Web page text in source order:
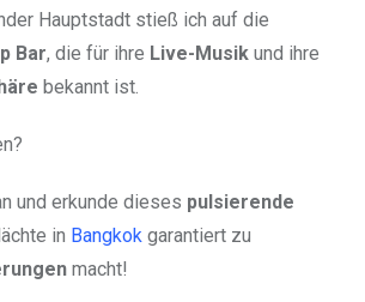
Hauptstadt stieß ich auf die
Bar, die für ihre Live-Musik und ihre
bekannt ist.
und erkunde dieses pulsierende
in Bangkok garantiert zu
macht!